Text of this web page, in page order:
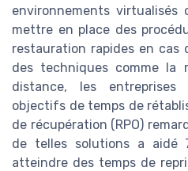
environnements
mettre en place des
restauration rapides en cas
des techniques comme la
distance, les
objectifs de temps de
de récupération (RPO)
de telles solutions a aidé
atteindre des temps de